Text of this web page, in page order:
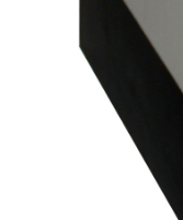
(Филиал
Электро выиграла
поставку деревянных
складского